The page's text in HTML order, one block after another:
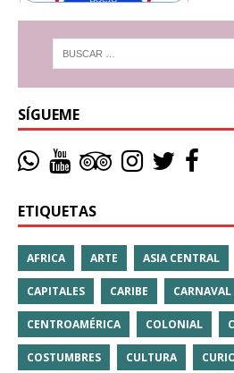
SÍGUEME
ETIQUETAS
AFRICA ARTE ASIA CENTRAL
CAPITALES CARIBE CARNAVAL
CENTROAMÉRICA COLONIAL
COSTUMBRES CULTURA